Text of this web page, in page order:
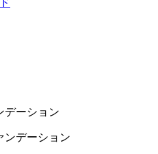
デーション